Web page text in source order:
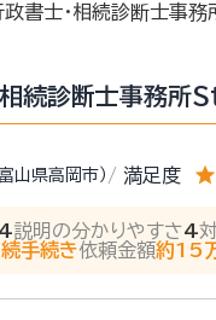
書士・相続診断士事
相続診断士事務
山県高岡市） 満足度 star
4説明の分かりやすさ4
手続き依頼金額約15